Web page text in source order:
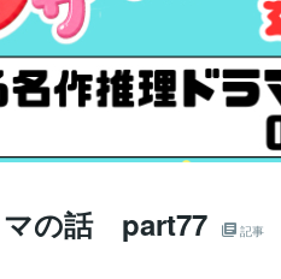
マの話 part77 記事